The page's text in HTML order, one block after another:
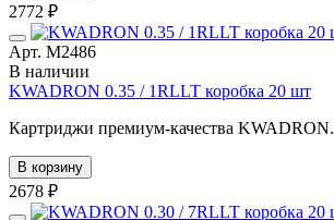
2772 ₽
Арт. М2486
В наличии
KWADRON 0.35 / 1RLLT коробка 20 шт
Картриджи премиум-качества
В корзину
2678 ₽